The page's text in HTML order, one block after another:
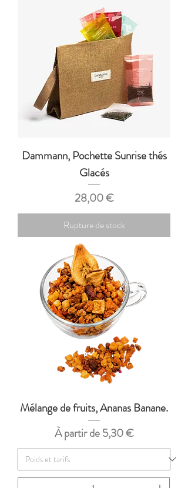
Dammann, Pochette Sunrise thés
Glacés
Prix
28,00 €
Rupture de stock
Mélange de fruits, Ananas Banane.
À partir de5,30 €
Prix promotionnel